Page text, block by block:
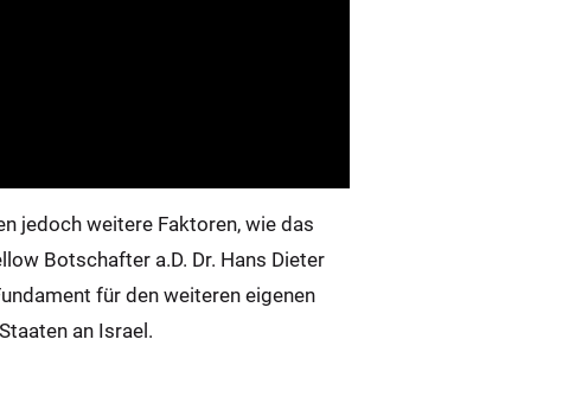
jedoch weitere Faktoren, wie das
Botschafter a.D. Dr. Hans Dieter
für den weiteren eigenen
an Israel.